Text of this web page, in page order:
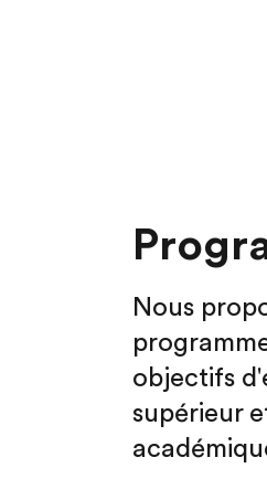
Nous
objectifs
supérieur